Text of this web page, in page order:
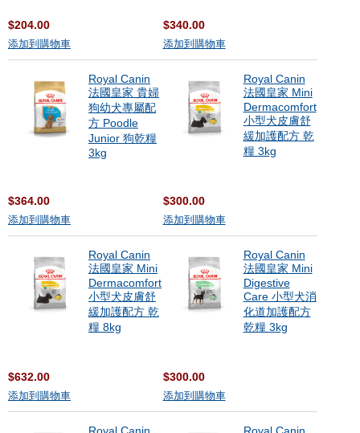
$204.00
添加到購物車
$340.00
添加到購物車
Royal Canin
法國皇家 貴婦
狗幼犬專屬配
方 Poodle
Junior 狗乾糧
3kg
$364.00
添加到購物車
Royal Canin
法國皇家 Mini
Dermacomfort
小型犬皮膚舒
緩加護配方 乾
糧 3kg
$300.00
添加到購物車
Royal Canin
法國皇家 Mini
Dermacomfort
小型犬皮膚舒
緩加護配方 乾
糧 8kg
$632.00
添加到購物車
Royal Canin
法國皇家 Mini
Digestive
Care 小型犬消
化道加護配方
乾糧 3kg
$300.00
添加到購物車